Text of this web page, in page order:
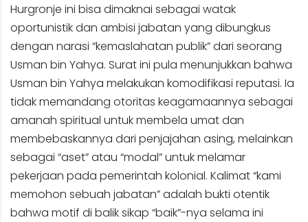
Hurgronje ini bisa dimaknai sebagai watak
oportunistik dan ambisi jabatan yang dibungkus
dengan narasi “kemaslahatan publik” dari seorang
Usman bin Yahya. Surat ini pula menunjukkan bahwa
Usman bin Yahya melakukan komodifikasi reputasi. Ia
tidak memandang otoritas keagamaannya sebagai
amanah spiritual untuk membela umat dan
membebaskannya dari penjajahan asing, melainkan
sebagai “aset” atau “modal” untuk melamar
pekerjaan pada pemerintah kolonial. Kalimat “kami
memohon sebuah jabatan” adalah bukti otentik
bahwa motif di balik sikap “baik”-nya selama ini